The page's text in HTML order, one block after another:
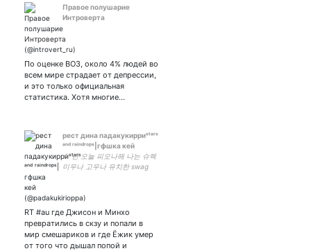
Правое полушарие
Интроверта
По оценке ВОЗ, около 4% людей во
всем мире страдает от депрессии,
и это только официальная
статистика. Хотя многие…
рест дина падакукирриˢᵗᵃʳˢ
ᵃⁿᵈ ʳᵃⁱⁿᵈʳᵒᵖˢ|гфшка кей
☆ 넌 오늘 피오나해 나는 슈렉
미우나 고우나 유치한 swag
астигматизм -4 #lovestay ༉
RT #au где Джисон и Минхо
превратились в скзу и попали в
мир смешариков и где Ёжик умер
от того что дышал попой и